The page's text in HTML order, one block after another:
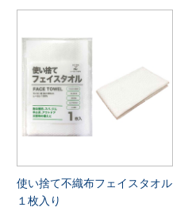
使い捨て不織布フェイスタオル
１枚入り